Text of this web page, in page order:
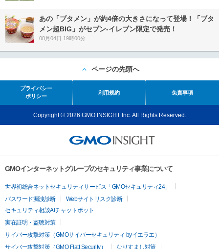
あの「ブタメン」が約4倍の大きさになって登場！「ブタ
メン超BIG」がセブン‐イレブン限定で発売！
08月04日 19時00分
ページの先頭へ
プライバシー
ポリシー
利用規約 免責事項
Copyright © 2026 GMO INSIGHT Inc. All Rights Reserved.
GMOインターネットグループのセキュリティ事業について
世界初総合ネットセキュリティサービス「GMOセキュリティ24」
パスワード漏洩診断
Webサイトリスク診断
セキュリティ相談AIチャットボット
実在証明・盗聴対策
サイバー攻撃対策（GMOサイバーセキュリティ byイエラエ）
サイバー攻撃対策（GMO Flatt Security）
なりすまし対策